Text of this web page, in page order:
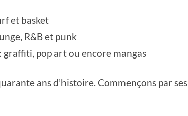
et basket
R&B et punk
: graffiti, pop art ou encore mangas
ans d’histoire. Commençons par ses